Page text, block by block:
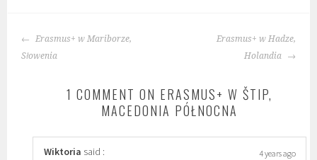
POST
NAVIGATION
Erasmus+ w Mariborze,
Słowenia
Erasmus+ w Hadze,
Holandia
1 COMMENT ON ERASMUS+ W ŠTIP,
MACEDONIA PÓŁNOCNA
Wiktoria said : 4 years ago